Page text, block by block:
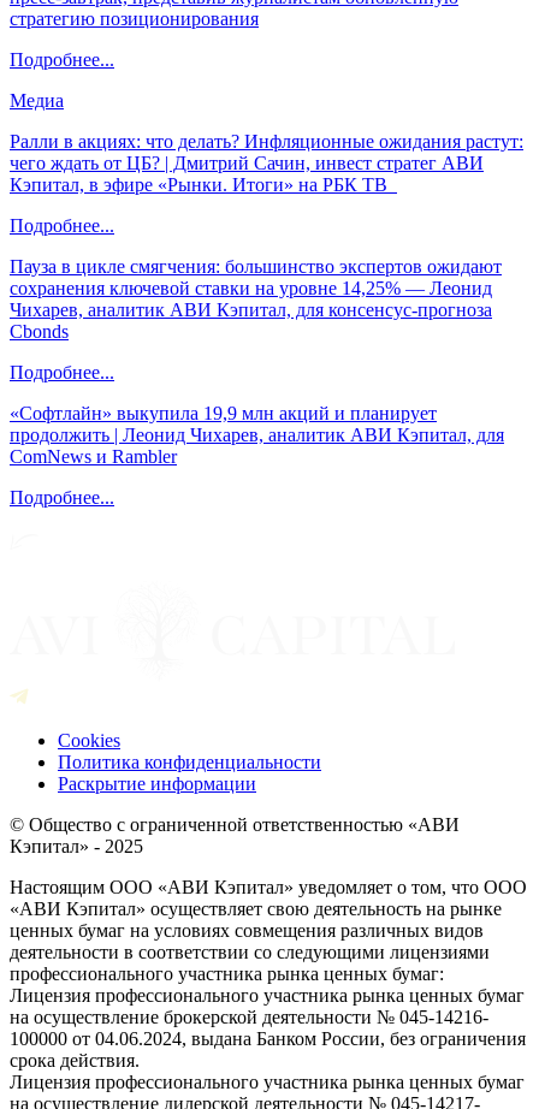
стратегию позиционирования
Подробнее...
Медиа
Ралли в акциях: что делать? Инфляционные ожидания растут:
чего ждать от ЦБ? | Дмитрий Сачин, инвест стратег АВИ
Кэпитал, в эфире «Рынки. Итоги» на РБК ТВ
Подробнее...
Пауза в цикле смягчения: большинство экспертов ожидают
сохранения ключевой ставки на уровне 14,25% — Леонид
Чихарев, аналитик АВИ Кэпитал, для консенсус-прогноза
Cbonds
Подробнее...
«Софтлайн» выкупила 19,9 млн акций и планирует
продолжить | Леонид Чихарев, аналитик АВИ Кэпитал, для
ComNews и Rambler
Подробнее...
Cookies
Политика конфиденциальности
Раскрытие информации
© Общество с ограниченной ответственностью «АВИ
Кэпитал» - 2025
Настоящим ООО «АВИ Кэпитал» уведомляет о том, что ООО
«АВИ Кэпитал» осуществляет свою деятельность на рынке
ценных бумаг на условиях совмещения различных видов
деятельности в соответствии со следующими лицензиями
профессионального участника рынка ценных бумаг:
Лицензия профессионального участника рынка ценных бумаг
на осуществление брокерской деятельности № 045-14216-
100000 от 04.06.2024, выдана Банком России, без ограничения
срока действия.
Лицензия профессионального участника рынка ценных бумаг
на осуществление дилерской деятельности № 045-14217-